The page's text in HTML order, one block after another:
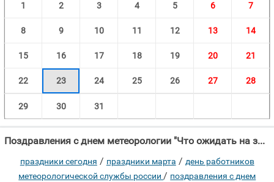
1
2 3 4 5 6 7
8 9 10 11 12 13 14
15 16 17 18 19 20 21
22 23 24 25 26 27 28
29 30 31
Поздравления с днем метеорологии "Что ожидать на завтра от природы, Какую ждать на улице погоду, Кто может верно,"
праздники сегодня / праздники марта / день работников
метеорологической службы россии / поздравления с днем